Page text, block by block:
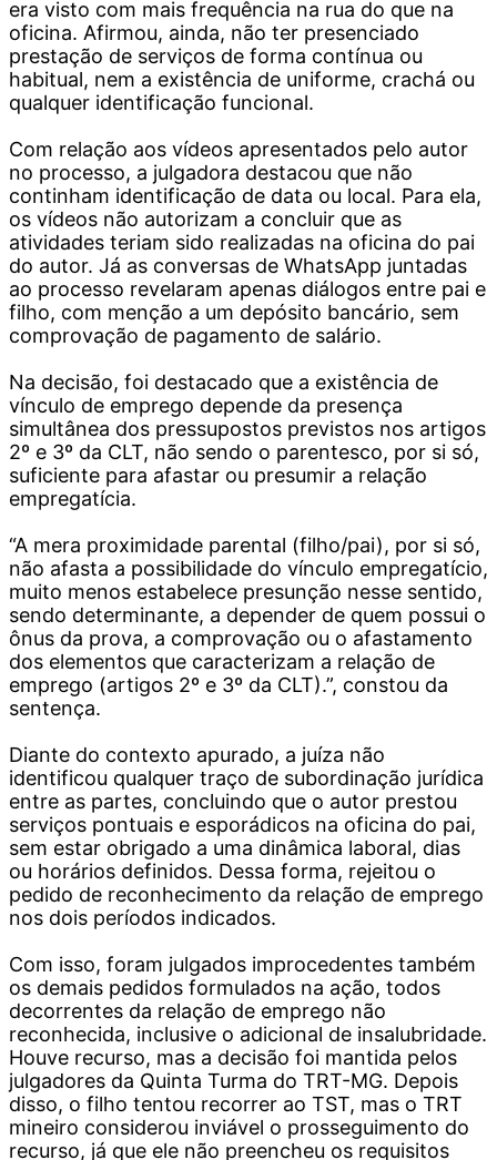
era visto com mais frequência na rua do que na
oficina. Afirmou, ainda, não ter presenciado
prestação de serviços de forma contínua ou
habitual, nem a existência de uniforme, crachá ou
qualquer identificação funcional.
Com relação aos vídeos apresentados pelo autor
no processo, a julgadora destacou que não
continham identificação de data ou local. Para ela,
os vídeos não autorizam a concluir que as
atividades teriam sido realizadas na oficina do pai
do autor. Já as conversas de WhatsApp juntadas
ao processo revelaram apenas diálogos entre pai e
filho, com menção a um depósito bancário, sem
comprovação de pagamento de salário.
Na decisão, foi destacado que a existência de
vínculo de emprego depende da presença
simultânea dos pressupostos previstos nos artigos
2º e 3º da CLT, não sendo o parentesco, por si só,
suficiente para afastar ou presumir a relação
empregatícia.
“A mera proximidade parental (filho/pai), por si só,
não afasta a possibilidade do vínculo empregatício,
muito menos estabelece presunção nesse sentido,
sendo determinante, a depender de quem possui o
ônus da prova, a comprovação ou o afastamento
dos elementos que caracterizam a relação de
emprego (artigos 2º e 3º da CLT).”, constou da
sentença.
Diante do contexto apurado, a juíza não
identificou qualquer traço de subordinação jurídica
entre as partes, concluindo que o autor prestou
serviços pontuais e esporádicos na oficina do pai,
sem estar obrigado a uma dinâmica laboral, dias
ou horários definidos. Dessa forma, rejeitou o
pedido de reconhecimento da relação de emprego
nos dois períodos indicados.
Com isso, foram julgados improcedentes também
os demais pedidos formulados na ação, todos
decorrentes da relação de emprego não
reconhecida, inclusive o adicional de insalubridade.
Houve recurso, mas a decisão foi mantida pelos
julgadores da Quinta Turma do TRT-MG. Depois
disso, o filho tentou recorrer ao TST, mas o TRT
mineiro considerou inviável o prosseguimento do
recurso, já que ele não preencheu os requisitos